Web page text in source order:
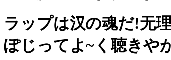
ラップは汉の魂だ!无
ぽじってよ~く聴きや